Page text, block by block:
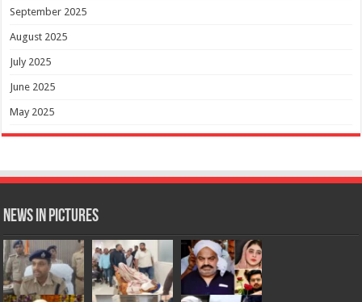
September 2025
August 2025
July 2025
June 2025
May 2025
News in Pictures